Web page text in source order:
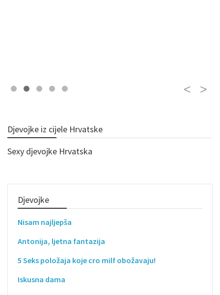
Djevojke iz cijele Hrvatske
Sexy djevojke Hrvatska
Djevojke
Nisam najljepša
Antonija, ljetna fantazija
5 Seks položaja koje cro milf obožavaju!
Iskusna dama